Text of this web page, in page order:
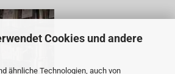
Cookies und andere
ähnliche Technologien, auch von